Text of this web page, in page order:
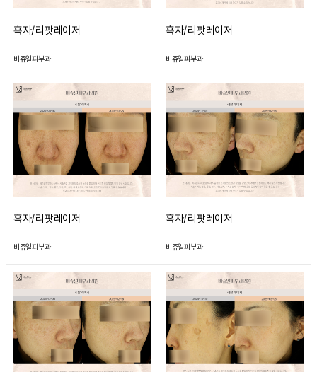
흑자/리팟레이저
비쥬얼피부과
흑자/리팟레이저
비쥬얼피부과
흑자/리팟레이저
비쥬얼피부과
흑자/리팟레이저
비쥬얼피부과